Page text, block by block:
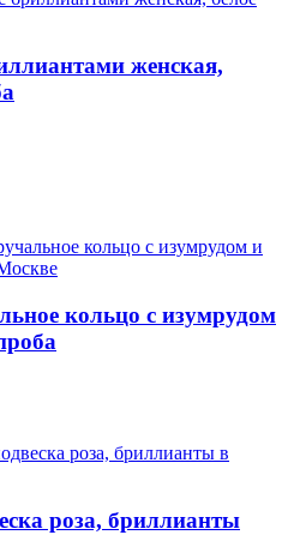
женская,
кольцо с изумрудом
роза, бриллианты